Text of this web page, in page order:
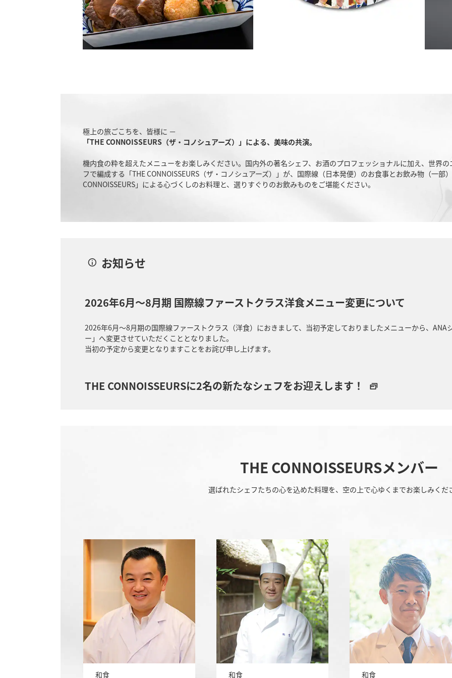
極上の旅ごこちを、皆様に －
「THE CONNOISSEURS（ザ・コノシュアーズ）」による、美味の共演。
機内食の粋を超えたメニューをお楽しみください。国内外の著名シェフ、お酒のプロフェッショナルに加え、世界
フで編成する「THE CONNOISSEURS（ザ・コノシュアーズ）」が、国際線（日本発便）のお食事とお飲み物（一部
CONNOISSEURS」による心づくしのお料理と、選りすぐりのお飲みものをご堪能ください。
お知らせ
2026年6月～8月期 国際線ファーストクラス洋食メニュー変更について
2026年6月～8月期の国際線ファーストクラス（洋食）におきまして、当初予定しておりましたメニューから、ANA
ー」へ変更させていただくこととなりました。
当初の予定から変更となりますことをお詫び申し上げます。
THE CONNOISSEURSに2名の新たなシェフをお迎えします！
THE CONNOISSEURSメンバー
選ばれたシェフたちの心を込めた料理を、空の上で心ゆくまでお楽しみくだ
和食 和食 和食